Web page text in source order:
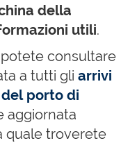
della
utili.
consultare
a tutti gli arrivi
porto di
aggiornata
quale troverete